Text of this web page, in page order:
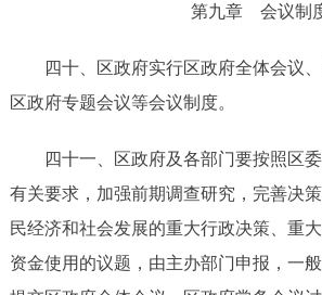
第九章 会议制
四十、区政府实行区政府全体会议
区政府专题会议等会议制度。
四十一、 区政府及各部门要按照区
有关要求，加强前期调查研究，完善决策
民经济和社会发展的重大行政决策、重
资金使用的议题，由主办部门申报，一